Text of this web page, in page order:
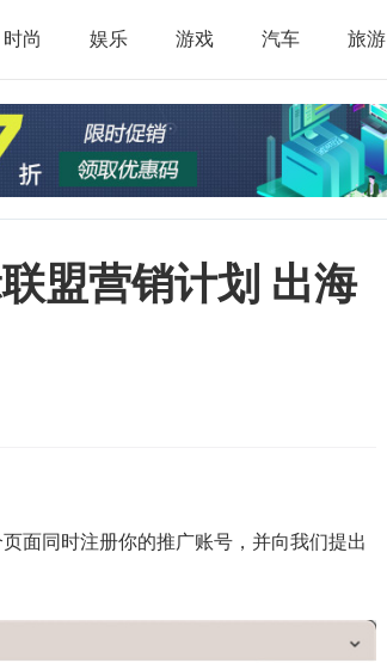
时尚 娱乐 游戏 汽车 旅游
盟营销计划 出海
面同时注册你的推广账号，并向我们提出